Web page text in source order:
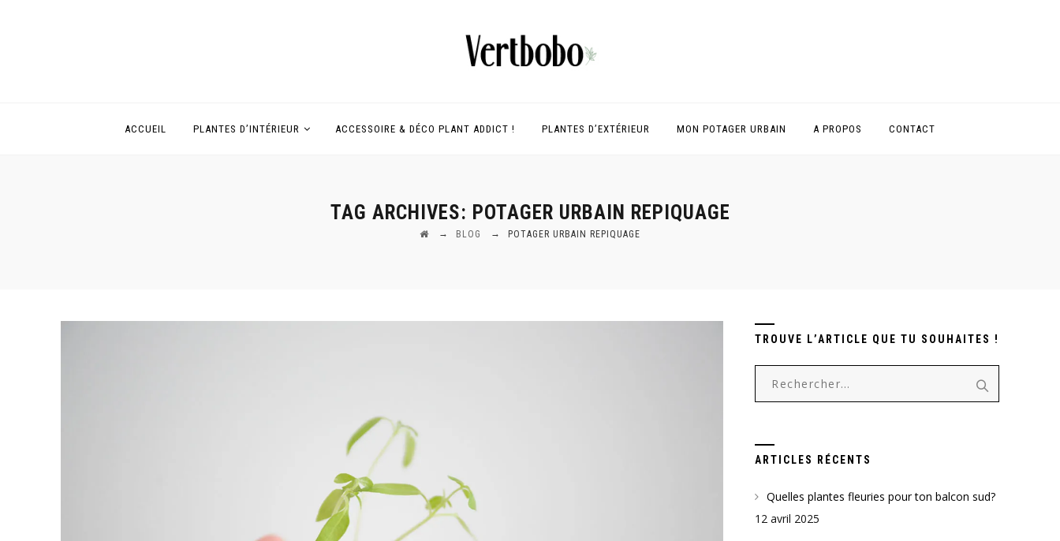
ACCUEIL PLANTES D’INTÉRIEUR ACCESSOIRE & DÉCO PLANT ADDICT ! PLANTES D’EXTÉRIEUR MON POTAGER URBAIN A PROPOS CONTACT
TAG ARCHIVES: POTAGER URBAIN REPIQUAGE
→ BLOG → POTAGER URBAIN REPIQUAGE
TROUVE L’ARTICLE QUE TU SOUHAITES !
Rechercher :
ARTICLES RÉCENTS
Quelles plantes fleuries pour ton balcon sud?
12 avril 2025